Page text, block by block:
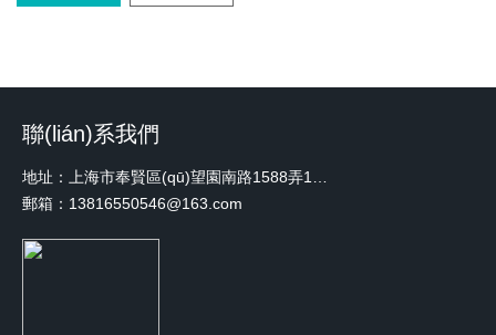
聯(lián)系我們
郵箱：13816550546@163.com